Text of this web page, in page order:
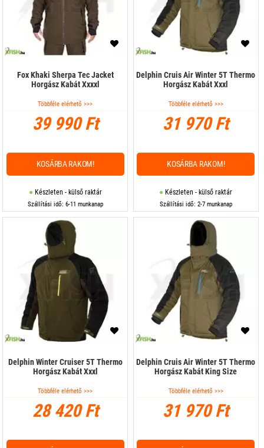
Fox Khaki Sherpa Tec Jacket
Horgász Kabát Xxxxl
Többféle elérhető >>>
39 990 Ft
Készleten - külső raktár
Szállítási idő: 6-11 munkanap
KOSÁRBA RAKOM!
Delphin Cruis Air Winter 5T Thermo
Horgász Kabát Xxxl
Többféle elérhető >>>
31 970 Ft
Készleten - külső raktár
Szállítási idő: 2-7 munkanap
KOSÁRBA RAKOM!
Delphin Winter Cruiser 5T Thermo
Horgász Kabát Xxxl
Többféle elérhető >>>
28 420 Ft
Delphin Cruis Air Winter 5T Thermo
Horgász Kabát King Size
Többféle elérhető >>>
31 970 Ft